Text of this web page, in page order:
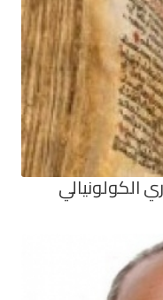
الكولونيالي